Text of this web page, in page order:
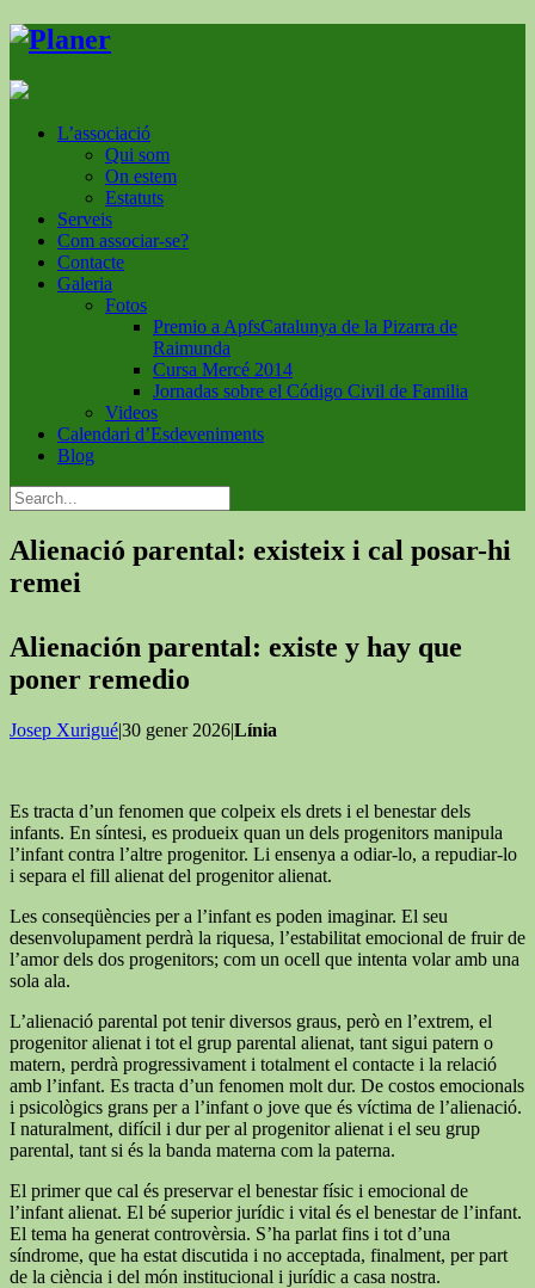
L’associació
Qui som
On estem
Estatuts
Serveis
Com associar-se?
Contacte
Galeria
Fotos
Premio a ApfsCatalunya de la Pizarra de
Raimunda
Cursa Mercé 2014
Jornadas sobre el Código Civil de Familia
Videos
Calendari d’Esdeveniments
Blog
Alienació parental: existeix i cal posar-hi
remei
Alienación parental: existe y hay que
poner remedio
Josep Xurigué|30 gener 2026|Línia
Es tracta d’un fenomen que colpeix els drets i el benestar dels
infants. En síntesi, es produeix quan un dels progenitors manipula
l’infant contra l’altre progenitor. Li ensenya a odiar-lo, a repudiar-lo
i separa el fill alienat del progenitor alienat.
Les conseqüències per a l’infant es poden imaginar. El seu
desenvolupament perdrà la riquesa, l’estabilitat emocional de fruir de
l’amor dels dos progenitors; com un ocell que intenta volar amb una
sola ala.
L’alienació parental pot tenir diversos graus, però en l’extrem, el
progenitor alienat i tot el grup parental alienat, tant sigui patern o
matern, perdrà progressivament i totalment el contacte i la relació
amb l’infant. Es tracta d’un fenomen molt dur. De costos emocionals
i psicològics grans per a l’infant o jove que és víctima de l’alienació.
I naturalment, difícil i dur per al progenitor alienat i el seu grup
parental, tant si és la banda materna com la paterna.
El primer que cal és preservar el benestar físic i emocional de
l’infant alienat. El bé superior jurídic i vital és el benestar de l’infant.
El tema ha generat controvèrsia. S’ha parlat fins i tot d’una
síndrome, que ha estat discutida i no acceptada, finalment, per part
de la ciència i del món institucional i jurídic a casa nostra.